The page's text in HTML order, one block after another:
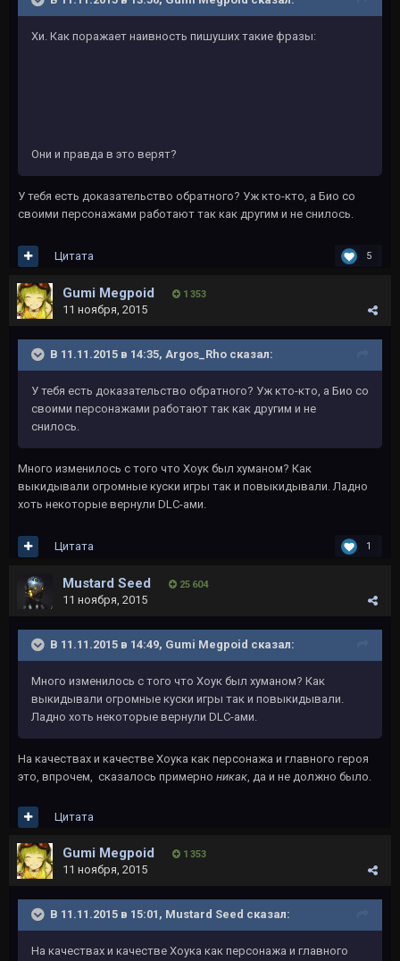
Хи. Как поражает наивность пишуших такие фразы:
Они и правда в это верят?
У тебя есть доказательство обратного? Уж кто-кто, а Био со
своими персонажами работают так как другим и не снилось.
5
Цитата
Gumi Megpoid 1 353
11 ноября, 2015
В 11.11.2015 в 14:35, Argos_Rho сказал:
У тебя есть доказательство обратного? Уж кто-кто, а Био со
своими персонажами работают так как другим и не
снилось.
Много изменилось с того что Хоук был хуманом? Как
выкидывали огромные куски игры так и повыкидывали. Ладно
хоть некоторые вернули DLC-ами.
1
Цитата
Mustard Seed 25 604
11 ноября, 2015
В 11.11.2015 в 14:49, Gumi Megpoid сказал:
Много изменилось с того что Хоук был хуманом? Как
выкидывали огромные куски игры так и повыкидывали.
Ладно хоть некоторые вернули DLC-ами.
На качествах и качестве Хоука как персонажа и главного героя
это, впрочем, сказалось примерно никак, да и не должно было.
Цитата
Gumi Megpoid 1 353
11 ноября, 2015
В 11.11.2015 в 15:01, Mustard Seed сказал:
На качествах и качестве Хоука как персонажа и главного